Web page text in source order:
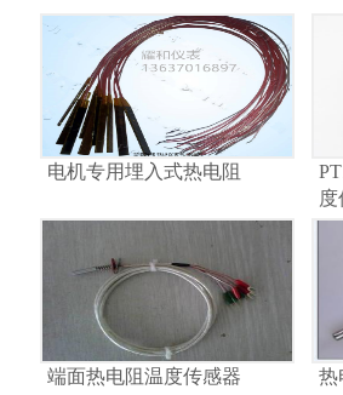
电机专用埋入式热电阻
端面热电阻温度传感器
热